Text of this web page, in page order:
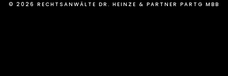
© 2026 RECHTSANWÄLTE DR. HEINZE & PARTNER PARTG MBB